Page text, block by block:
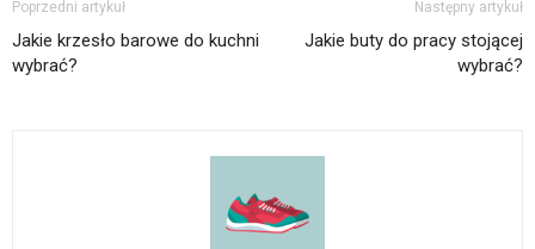
Poprzedni artykuł
Jakie krzesło barowe do kuchni
wybrać?
Następny artykuł
Jakie buty do pracy stojącej
wybrać?